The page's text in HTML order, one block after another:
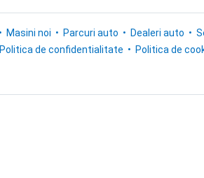
Masini noi Parcuri auto Dealeri auto
Politica de confidentialitate Politica de